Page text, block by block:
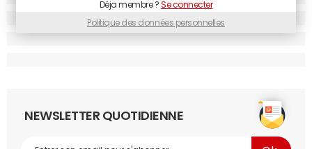
dans une tel mouvement, notamment à l'heure où nous
observons de plus en plus d'appels d'offres opposant des
d'applications Java avec 3,5% de parts de marché, face à
IBM (29,2%), BEA (26,3%) et Oracle (19,4%). Il lui était par
Déja membre ?Se connecter
Politique des données personnelles
NEWSLETTER QUOTIDIENNE